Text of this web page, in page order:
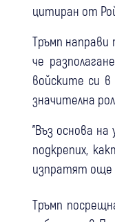
цитиран от
Тръмп
че
войските си
значителна
"Въз основа
подкрепих,
изпратят още
Тръмп